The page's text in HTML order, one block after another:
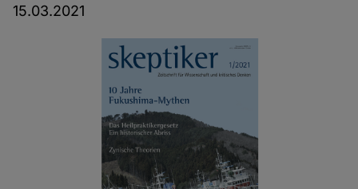
15.03.2021